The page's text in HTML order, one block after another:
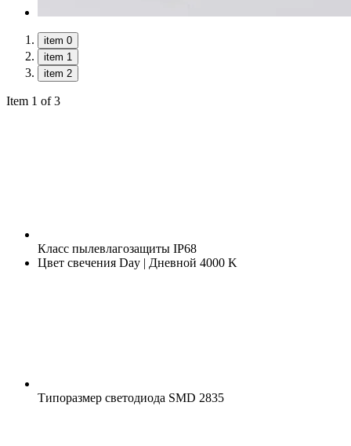
item 0
item 1
item 2
Item 1 of 3
Класс пылевлагозащиты IP68
Цвет свечения Day | Дневной 4000 K
Типоразмер светодиода SMD 2835